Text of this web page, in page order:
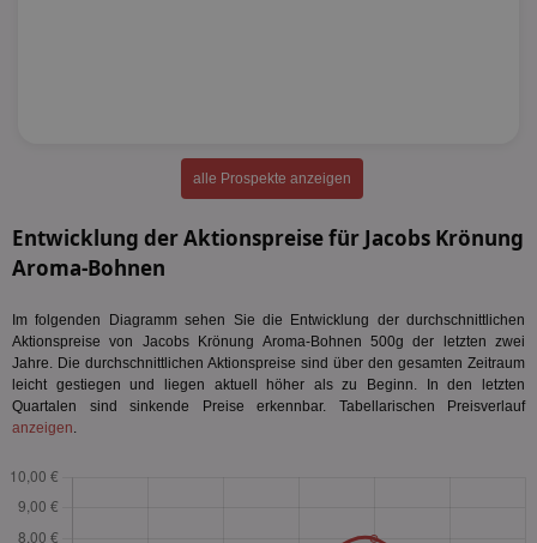
alle Prospekte anzeigen
Entwicklung der Aktionspreise für Jacobs Krönung
Aroma-Bohnen
Im folgenden Diagramm sehen Sie die Entwicklung der durchschnittlichen
Aktionspreise von Jacobs Krönung Aroma-Bohnen 500g der letzten zwei
Jahre. Die durchschnittlichen Aktionspreise sind über den gesamten Zeitraum
leicht gestiegen und liegen aktuell höher als zu Beginn. In den letzten
Quartalen sind sinkende Preise erkennbar. Tabellarischen Preisverlauf
anzeigen.